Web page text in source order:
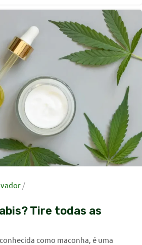
Tire todas as
como maconha, é uma